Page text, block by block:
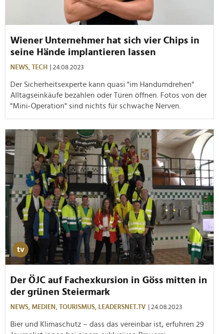
Wiener Unternehmer hat sich vier Chips in
seine Hände implantieren lassen
NEWS, TECH | 24.08.2023
Der Sicherheitsexperte kann quasi "im Handumdrehen"
Alltagseinkäufe bezahlen oder Türen öffnen. Fotos von der
"Mini-Operation" sind nichts für schwache Nerven.
Der ÖJC auf Fachexkursion in Göss mitten in
der grünen Steiermark
NEWS, MEDIEN, TOURISMUS, LEADERSNET.TV | 24.08.2023
Bier und Klimaschutz – dass das vereinbar ist, erfuhren 29